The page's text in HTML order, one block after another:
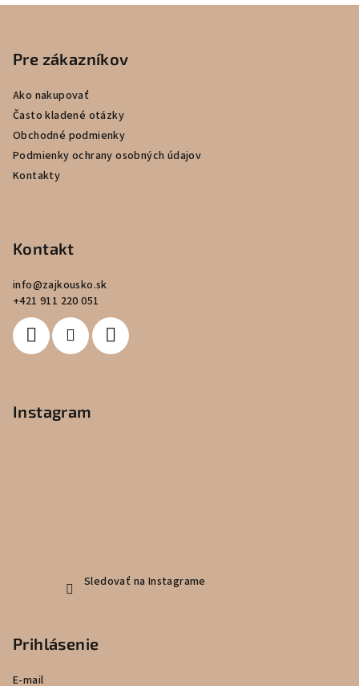
z
Pre zákazníkov
Ako nakupovať
Často kladené otázky
Obchodné podmienky
Podmienky ochrany osobných údajov
Kontakty
Kontakt
info@zajkousko.sk
+421 911 220 051
Instagram
Sledovať na Instagrame
Prihlásenie
E-mail